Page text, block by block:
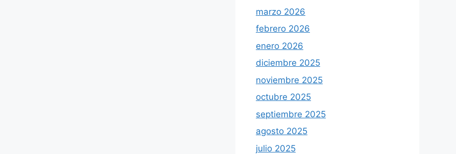
marzo 2026
febrero 2026
enero 2026
diciembre 2025
noviembre 2025
octubre 2025
septiembre 2025
agosto 2025
julio 2025